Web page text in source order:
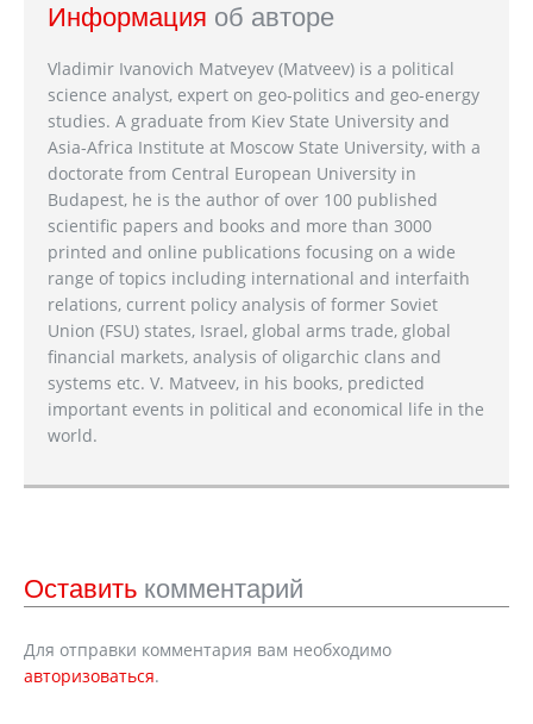
Информация об авторе
Vladimir Ivanovich Matveyev (Matveev) is a political
science analyst, expert on geo-politics and geo-energy
studies. A graduate from Kiev State University and
Asia-Africa Institute at Moscow State University, with a
doctorate from Central European University in
Budapest, he is the author of over 100 published
scientific papers and books and more than 3000
printed and online publications focusing on a wide
range of topics including international and interfaith
relations, current policy analysis of former Soviet
Union (FSU) states, Israel, global arms trade, global
financial markets, analysis of oligarchic clans and
systems etc. V. Matveev, in his books, predicted
important events in political and economical life in the
world.
Оставить комментарий
Для отправки комментария вам необходимо
авторизоваться.